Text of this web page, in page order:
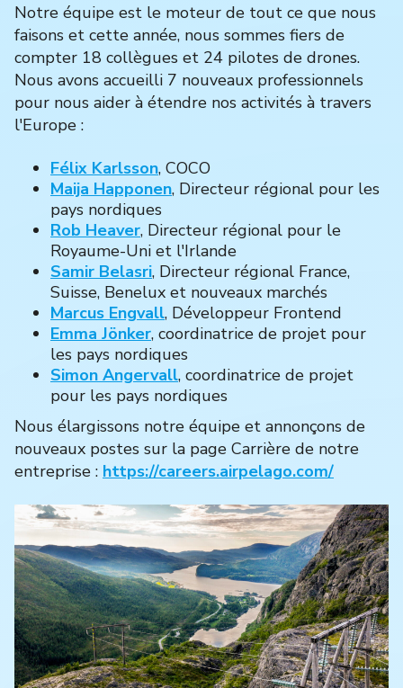
Notre équipe est le moteur de tout ce que nous
faisons et cette année, nous sommes fiers de
compter 18 collègues et 24 pilotes de drones.
Nous avons accueilli 7 nouveaux professionnels
pour nous aider à étendre nos activités à travers
l'Europe :
Félix Karlsson, COCO
Maija Happonen, Directeur régional pour les
pays nordiques
Rob Heaver, Directeur régional pour le
Royaume-Uni et l'Irlande
Samir Belasri, Directeur régional France,
Suisse, Benelux et nouveaux marchés
Marcus Engvall, Développeur Frontend
Emma Jönker, coordinatrice de projet pour
les pays nordiques
Simon Angervall, coordinatrice de projet
pour les pays nordiques
Nous élargissons notre équipe et annonçons de
nouveaux postes sur la page Carrière de notre
entreprise : https://careers.airpelago.com/